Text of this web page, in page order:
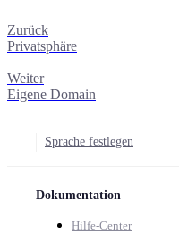
Zurück
Privatsphäre
Weiter
Eigene Domain
Sprache festlegen
Dokumentation
Hilfe-Center